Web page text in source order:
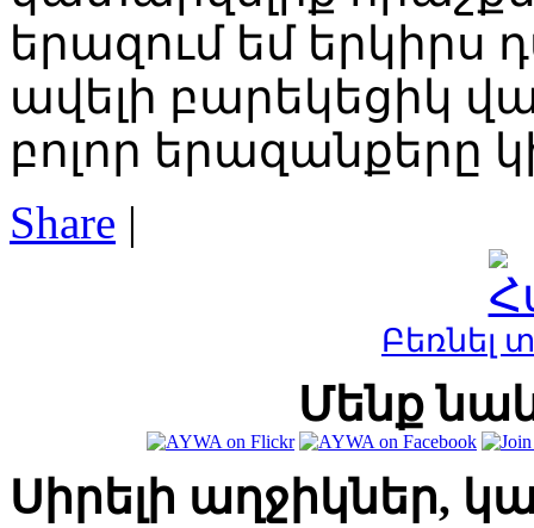
երազում եմ երկիրս
ավելի բարեկեցիկ
բոլոր երազանքերը
Share |
Բեռնել
Մենք
Սիրելի աղջիկներ,